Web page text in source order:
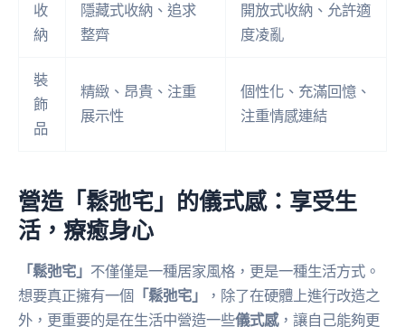
收
納
隱藏式收納、追求
整齊
開放式收納、允許適
度凌亂
裝
飾
品
精緻、昂貴、注重
展示性
個性化、充滿回憶、
注重情感連結
營造「鬆弛宅」的儀式感：享受生
活，療癒身心
「鬆弛宅」 不僅僅是一種居家風格，更是一種生活方式。
想要真正擁有一個 「鬆弛宅」
，除了在硬體上進行改造之
外，更重要的是在生活中營造一些儀式感，讓自己能夠更